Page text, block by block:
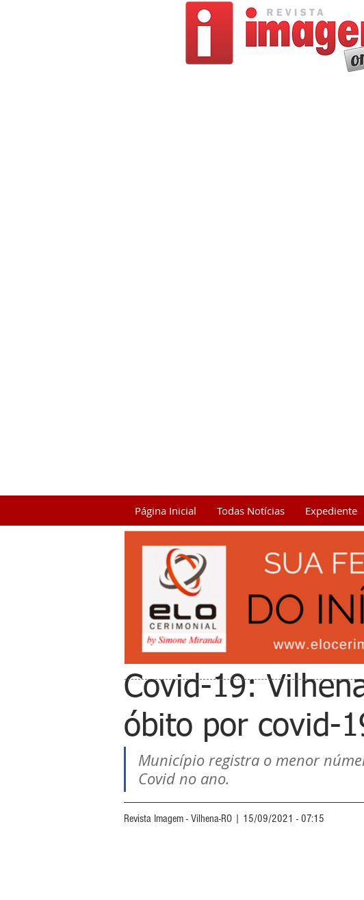
Página Inicial Todas Notícias Expediente
Covid-19:
óbito por covid-
Município registra o menor
Covid no ano.
Revista Imagem - Vilhena-RO | 15/09/2021 - 07:15